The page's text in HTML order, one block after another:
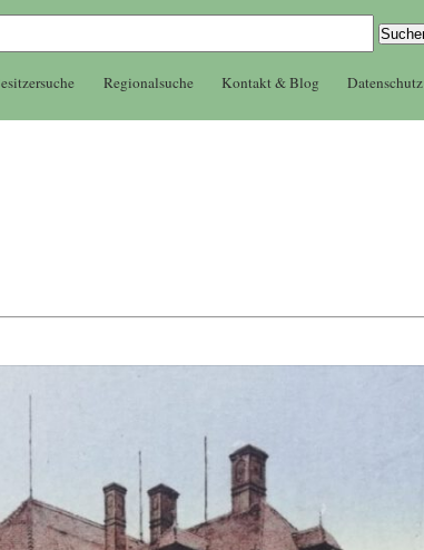
Regionalsuche Kontakt & Blog Datenschutz